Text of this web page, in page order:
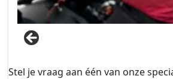
Stel je vraag aan één van onze